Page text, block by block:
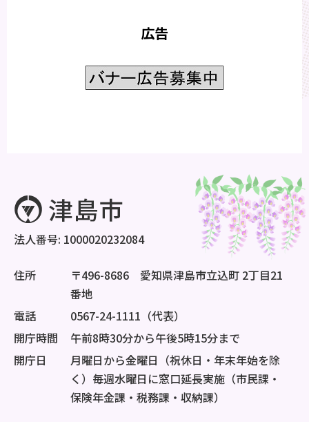
広告
法人番号: 1000020232084
住所
〒496-8686 愛知県津島市立込町 2丁目21
番地
電話
0567-24-1111（代表）
開庁時間
午前8時30分から午後5時15分まで
開庁日
月曜日から金曜日（祝休日・年末年始を除
く）毎週水曜日に窓口延長実施（市民課・
保険年金課・税務課・収納課）